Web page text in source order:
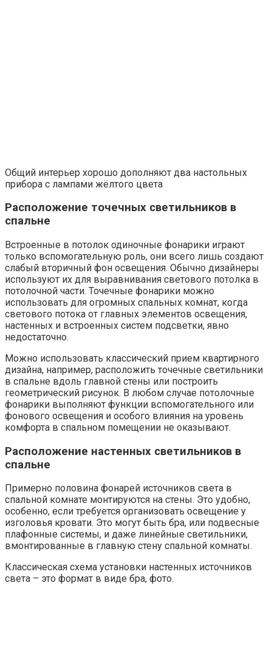
Общий интерьер хорошо дополняют два настольных
прибора с лампами жёлтого цвета
Расположение точечных светильников в
спальне
Встроенные в потолок одиночные фонарики играют
только вспомогательную роль, они всего лишь создают
слабый вторичный фон освещения. Обычно дизайнеры
используют их для выравнивания светового потолка в
потолочной части. Точечные фонарики можно
использовать для огромных спальных комнат, когда
светового потока от главных элементов освещения,
настенных и встроенных систем подсветки, явно
недостаточно.
Можно использовать классический прием квартирного
дизайна, например, расположить точечные светильники
в спальне вдоль главной стены или построить
геометрический рисунок. В любом случае потолочные
фонарики выполняют функции вспомогательного или
фонового освещения и особого влияния на уровень
комфорта в спальном помещении не оказывают.
Расположение настенных светильников в
спальне
Примерно половина фонарей источников света в
спальной комнате монтируются на стены. Это удобно,
особенно, если требуется организовать освещение у
изголовья кровати. Это могут быть бра, или подвесные
плафонные системы, и даже линейные светильники,
вмонтированные в главную стену спальной комнаты.
Классическая схема установки настенных источников
света – это формат в виде бра, фото.